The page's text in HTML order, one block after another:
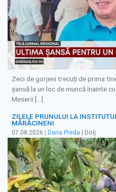
Zeci de gorjeni trecuți de prima
șansă la un loc de muncă înainte
Meserii […]
ZILELE PRUNULUI LA
MĂRĂCINENI
07.08.2026 Dana Preda | Dolj